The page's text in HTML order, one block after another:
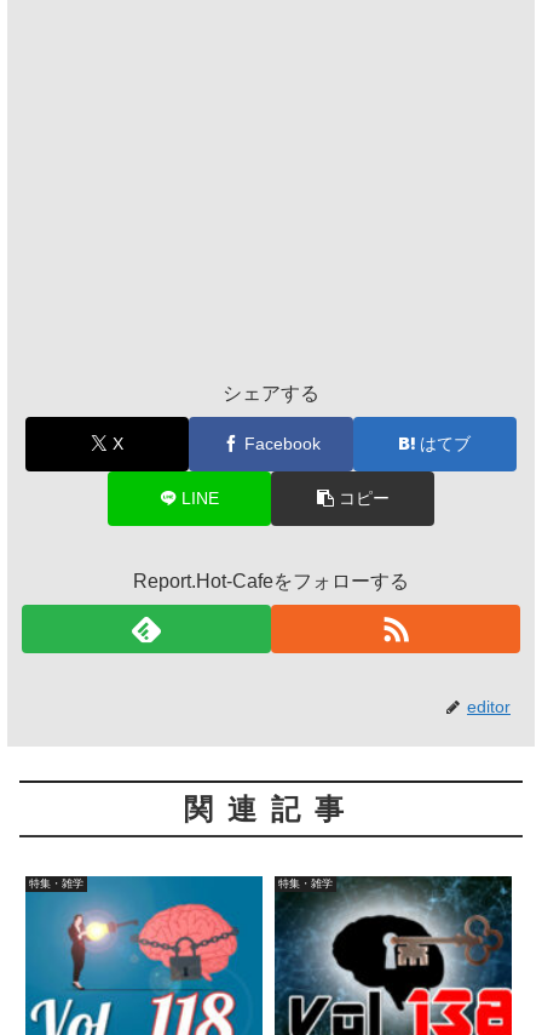
シェアする
X Facebook はてブ
LINE コピー
Report.Hot-Cafeをフォローする
editor
関連記事
特集・雑学 特集・雑学